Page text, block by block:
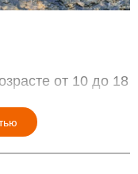
от 10 до 18